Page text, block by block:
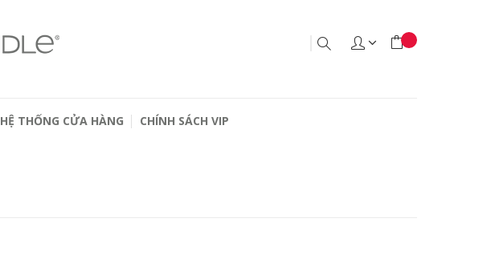
HỆ THỐNG CỬA HÀNG CHÍNH SÁCH VIP